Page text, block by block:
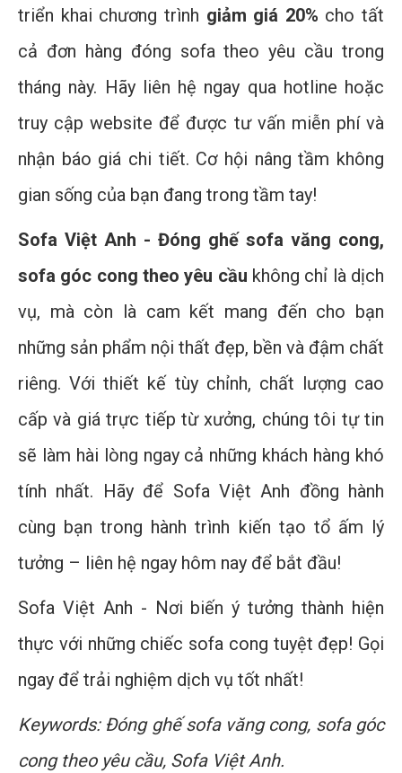
triển khai chương trình giảm giá 20% cho tất
cả đơn hàng đóng sofa theo yêu cầu trong
tháng này. Hãy liên hệ ngay qua hotline hoặc
truy cập website để được tư vấn miễn phí và
nhận báo giá chi tiết. Cơ hội nâng tầm không
gian sống của bạn đang trong tầm tay!
Sofa Việt Anh - Đóng ghế sofa văng cong,
sofa góc cong theo yêu cầu không chỉ là dịch
vụ, mà còn là cam kết mang đến cho bạn
những sản phẩm nội thất đẹp, bền và đậm chất
riêng. Với thiết kế tùy chỉnh, chất lượng cao
cấp và giá trực tiếp từ xưởng, chúng tôi tự tin
sẽ làm hài lòng ngay cả những khách hàng khó
tính nhất. Hãy để Sofa Việt Anh đồng hành
cùng bạn trong hành trình kiến tạo tổ ấm lý
tưởng – liên hệ ngay hôm nay để bắt đầu!
Sofa Việt Anh - Nơi biến ý tưởng thành hiện
thực với những chiếc sofa cong tuyệt đẹp! Gọi
ngay để trải nghiệm dịch vụ tốt nhất!
Keywords: Đóng ghế sofa văng cong, sofa góc
cong theo yêu cầu, Sofa Việt Anh.